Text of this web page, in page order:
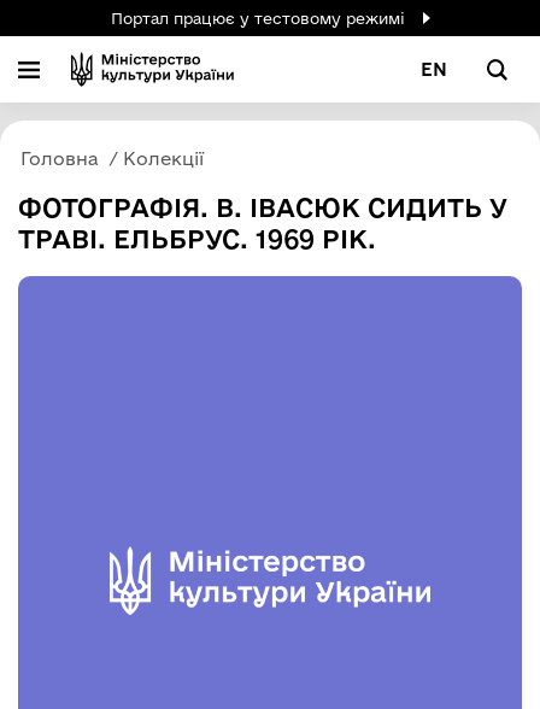
Портал працює у тестовому режимі
EN
Головна Колекції
ФОТОГРАФІЯ. В. ІВАСЮК СИДИТЬ У
ТРАВІ. ЕЛЬБРУС. 1969 РІК.